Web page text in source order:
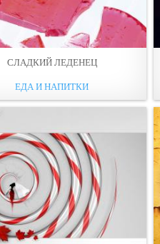
СЛАДКИЙ ЛЕДЕНЕЦ
ЕДА И НАПИТКИ